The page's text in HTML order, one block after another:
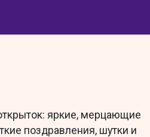
яркие, мерцающие
поздравления, шутки и